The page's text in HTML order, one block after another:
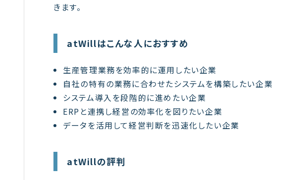
きます。
atWillはこんな人におすすめ
生産管理業務を効率的に運用したい企業
自社の特有の業務に合わせたシステムを構築したい企業
システム導入を段階的に進めたい企業
ERPと連携し経営の効率化を図りたい企業
データを活用して経営判断を迅速化したい企業
atWillの評判